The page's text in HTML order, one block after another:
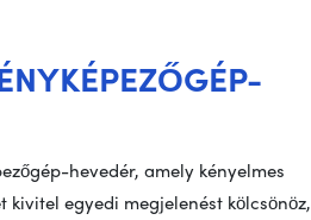
hevedér, amely kényelmes
egyedi megjelenést kölcsönöz,